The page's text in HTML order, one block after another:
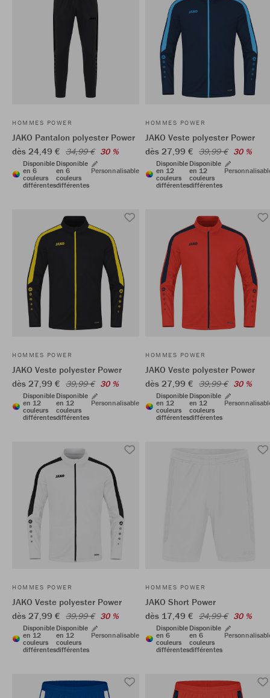
HOMMES POWER
JAKO Pantalon polyester Power
dès 24,49 € 34,99 € 30 %
Disponible
en 6
couleurs
différentes
Disponible
en 6
couleurs
différentes
Personnalisable
HOMMES POWER
JAKO Veste polyester Power
dès 27,99 € 39,99 € 30 %
Disponible
en 12
couleurs
différentes
Disponible
en 12
couleurs
différentes
HOMMES POWER
JAKO Veste polyester Power
dès 27,99 € 39,99 € 30 %
Disponible
en 12
couleurs
différentes
Disponible
en 12
couleurs
différentes
Personnalisable
HOMMES POWER
JAKO Veste polyester Power
dès 27,99 € 39,99 € 30 %
Disponible
en 12
couleurs
différentes
Disponible
en 12
couleurs
différentes
HOMMES POWER
JAKO Veste polyester Power
dès 27,99 € 39,99 € 30 %
Disponible
en 12
couleurs
différentes
Disponible
en 12
couleurs
différentes
Personnalisable
HOMMES POWER
JAKO Short Power
dès 17,49 € 24,99 € 30 %
Disponible
en 6
couleurs
différentes
Disponible
en 6
couleurs
différentes